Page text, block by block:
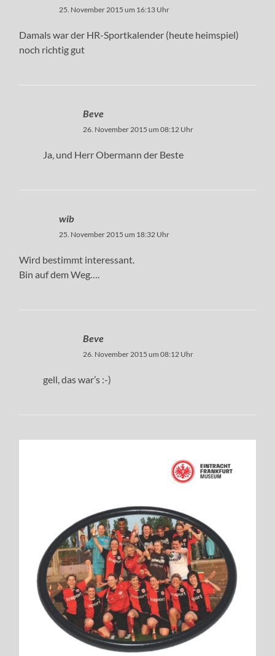
25. November 2015 um 16:13 Uhr
Damals war der HR-Sportkalender (heute heimspiel)
noch richtig gut
Beve
26. November 2015 um 08:12 Uhr
Ja, und Herr Obermann der Beste
wib
25. November 2015 um 18:32 Uhr
Wird bestimmt interessant.
Bin auf dem Weg….
Beve
26. November 2015 um 08:12 Uhr
gell, das war’s :-)